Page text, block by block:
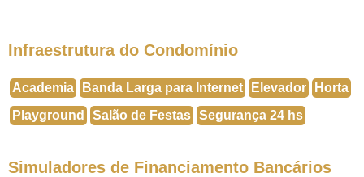
Infraestrutura do Condomínio
Academia Banda Larga para Internet Elevador
Horta
Playground
Salão de Festas Segurança 24 hs
Simuladores de Financiamento Bancários